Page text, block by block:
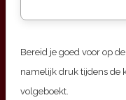
Bereid je goed voor op
namelijk druk tijdens de
volgeboekt.